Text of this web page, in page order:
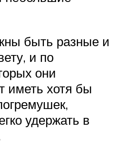
быть разные и
и по
они
иметь хотя бы
удержать в